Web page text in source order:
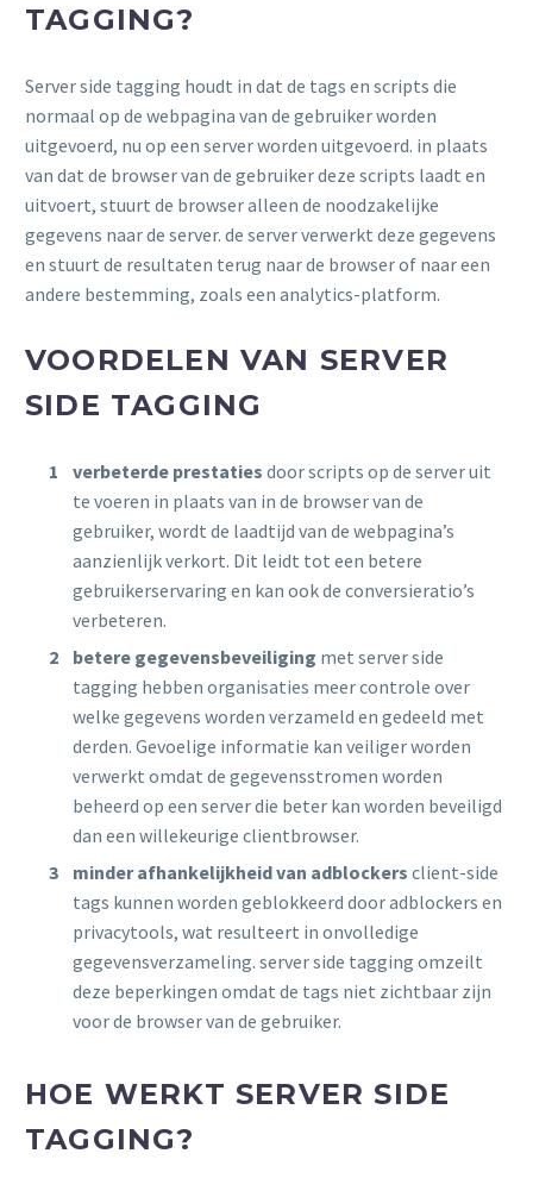
TAGGING?
Server side tagging houdt in dat de tags en scripts die
normaal op de webpagina van de gebruiker worden
uitgevoerd, nu op een server worden uitgevoerd. in plaats
van dat de browser van de gebruiker deze scripts laadt en
uitvoert, stuurt de browser alleen de noodzakelijke
gegevens naar de server. de server verwerkt deze gegevens
en stuurt de resultaten terug naar de browser of naar een
andere bestemming, zoals een analytics-platform.
VOORDELEN VAN SERVER
SIDE TAGGING
verbeterde prestaties door scripts op de server uit
te voeren in plaats van in de browser van de
gebruiker, wordt de laadtijd van de webpagina’s
aanzienlijk verkort. Dit leidt tot een betere
gebruikerservaring en kan ook de conversieratio’s
verbeteren.
betere gegevensbeveiliging met server side
tagging hebben organisaties meer controle over
welke gegevens worden verzameld en gedeeld met
derden. Gevoelige informatie kan veiliger worden
verwerkt omdat de gegevensstromen worden
beheerd op een server die beter kan worden beveiligd
dan een willekeurige clientbrowser.
minder afhankelijkheid van adblockers client-side
tags kunnen worden geblokkeerd door adblockers en
privacytools, wat resulteert in onvolledige
gegevensverzameling. server side tagging omzeilt
deze beperkingen omdat de tags niet zichtbaar zijn
voor de browser van de gebruiker.
HOE WERKT SERVER SIDE
TAGGING?